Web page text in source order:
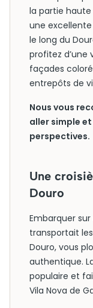
la partie
une
le long du
profitez d’une
façades
entrepôts de
Nous vous
aller simple
perspectives.
Une
Douro
Embarquer
transportait
Douro, vous
authentique.
populaire et
Vila Nova de